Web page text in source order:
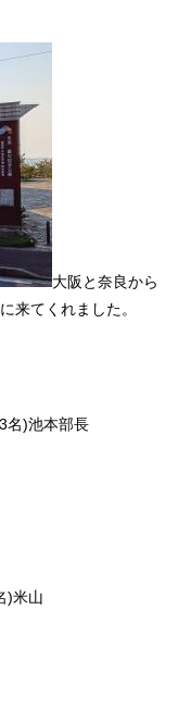
大阪と奈良から
来てくれました。
名)池本部長
)米山